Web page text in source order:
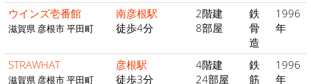
ウインズ壱番館
滋賀県 彦根市 平田町
南彦根駅
徒歩4分
2階建
8部屋
鉄
骨
造
1996
年
STRAWHAT
滋賀県 彦根市 平田町
彦根駅
徒歩3分
4階建
24部屋
鉄
筋
1996
年